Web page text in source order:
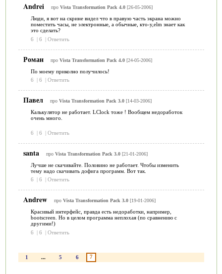
Andrei про Vista Transformation Pack 4.0[26-05-2006]
Люди, я вот на скрине видел что в правую часть экрана можно
поместить часы, не электронные, а обычные, кто-y,elm знает как
это сделать?
6
| 6 | Ответить
Роман про Vista Transformation Pack 4.0[24-05-2006]
По моему приколно получилось!
6
| 6 | Ответить
Павел про Vista Transformation Pack 3.0[14-03-2006]
Калькулятор не работает. LСlock тоже ! Вообщем недоработок
очень много.
6 | 6 | Ответить
santa про Vista Transformation Pack 3.0[21-01-2006]
Лучше не скачивайте. Половино не работает. Чтобы изменить
тему надо скачивать дофига программ. Вот так.
6
| 6 | Ответить
Andrew про Vista Transformation Pack 3.0[19-01-2006]
Красивый интерфейс, правда есть недоработки, например,
bootscreen. Но в целом программа неплохая (по сравнению с
другими!)
6
| 6 | Ответить
1 ... 5 6 7